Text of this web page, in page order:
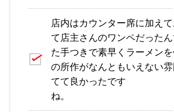
店内はカウンター席に加え
て店主さんのワンペだった
た手つきで素早くラーメン
の所作がなんともいえない
てて良かったです
ね。